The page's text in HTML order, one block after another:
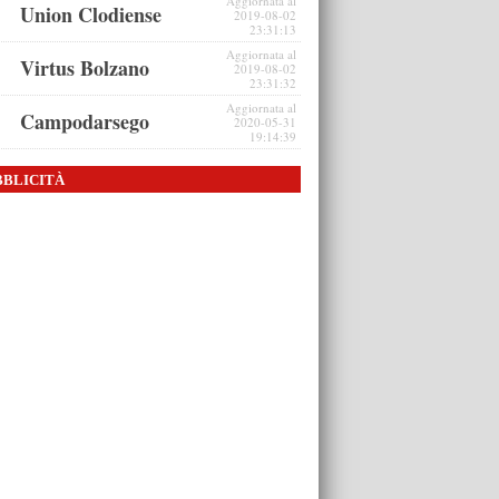
Union Clodiense
2019-08-02
23:31:13
Virtus Bolzano
Aggiornata al
2019-08-02
23:31:32
Campodarsego
Aggiornata al
2020-05-31
19:14:39